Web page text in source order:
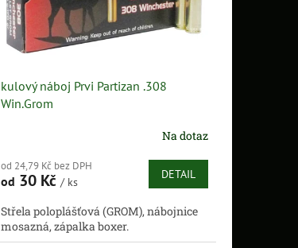
kulový náboj Prvi Partizan .308
Win.Grom
Na dotaz
od 24,79 Kč bez DPH
od 30 Kč / ks
DETAIL
Střela poloplášťová (GROM), nábojnice
mosazná, zápalka boxer.